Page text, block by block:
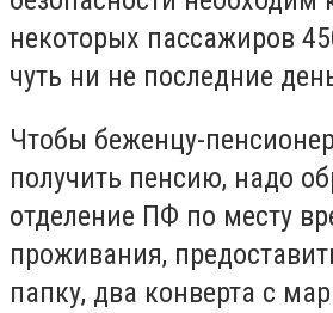
некоторых пассажиров
чуть ни не последние
Чтобы беженцу-
получить пенсию, надо
отделение ПФ по месту
проживания,
папку, два конверта с